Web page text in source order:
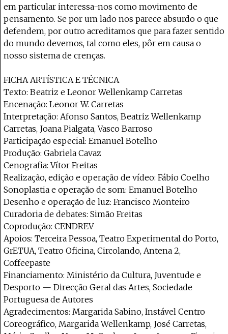
em particular interessa-nos como movimento de
pensamento. Se por um lado nos parece absurdo o que
defendem, por outro acreditamos que para fazer sentido
do mundo devemos, tal como eles, pôr em causa o
nosso sistema de crenças.
FICHA ARTÍSTICA E TÉCNICA
Texto: Beatriz e Leonor Wellenkamp Carretas
Encenação: Leonor W. Carretas
Interpretação: Afonso Santos, Beatriz Wellenkamp
Carretas, Joana Pialgata, Vasco Barroso
Participação especial: Emanuel Botelho
Produção: Gabriela Cavaz
Cenografia: Vítor Freitas
Realização, edição e operação de vídeo: Fábio Coelho
Sonoplastia e operação de som: Emanuel Botelho
Desenho e operação de luz: Francisco Monteiro
Curadoria de debates: Simão Freitas
Coprodução: CENDREV
Apoios: Terceira Pessoa, Teatro Experimental do Porto,
GrETUA, Teatro Oficina, Circolando, Antena 2,
Coffeepaste
Financiamento: Ministério da Cultura, Juventude e
Desporto — Direcção Geral das Artes, Sociedade
Portuguesa de Autores
Agradecimentos: Margarida Sabino, Instável Centro
Coreográfico, Margarida Wellenkamp, José Carretas,